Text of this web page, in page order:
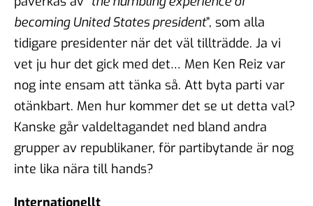
becoming United States president”, som alla
tidigare presidenter när det väl tillträdde. Ja vi
vet ju hur det gick med det… Men Ken Reiz var
nog inte ensam att tänka så. Att byta parti var
otänkbart. Men hur kommer det se ut detta val?
Kanske går valdeltagandet ned bland andra
grupper av republikaner, för partibytande är nog
inte lika nära till hands?
Internationellt